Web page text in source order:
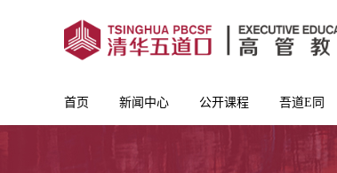
首页 新闻中心 公开课程 吾道E同